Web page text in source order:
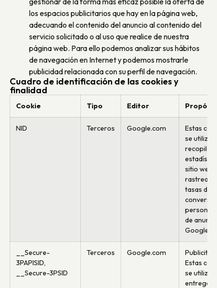
los espacios publicitarios que hay en la página web,
adecuando el contenido del anuncio al contenido del
servicio solicitado o al uso que realice de nuestra
página web. Para ello podemos analizar sus hábitos
de navegación en Internet y podemos mostrarle
publicidad relacionada con su perfil de navegación.
Cuadro de identificación de las cookies y
finalidad
Cookie Tipo Editor
NID Terceros Google.com
Estas
se
recopilar
sitio web
rastrear
tasas de
de
Google.
__Secure-
3PAPISID,
__Secure-3PSID
Terceros Google.com
Estas
se
entregar